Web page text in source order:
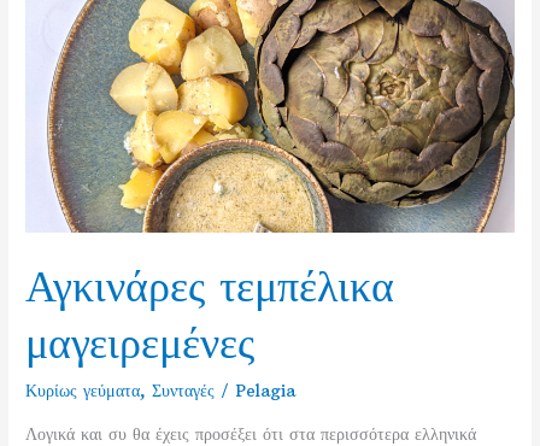
Αγκινάρες τεμπέλικα
μαγειρεμένες
Κυρίως γεύματα,Συνταγές /Pelagia
Λογικά και συ θα έχεις προσέξει ότι στα περισσότερα ελληνικά